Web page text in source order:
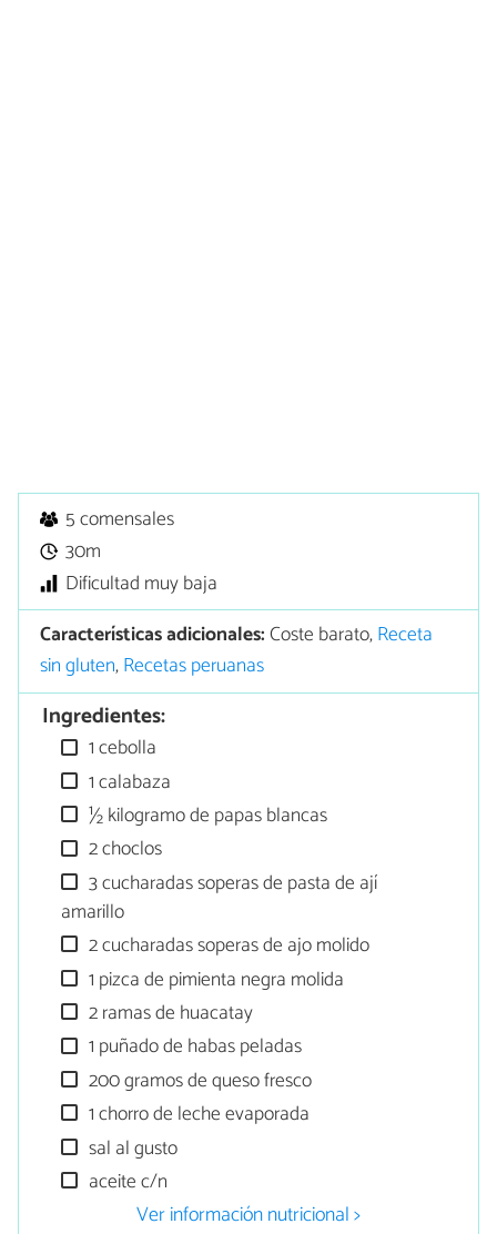
5 comensales
30m
Dificultad muy baja
Características adicionales:Coste barato,Receta
sin gluten,Recetas peruanas
Ingredientes:
1 cebolla
1 calabaza
½ kilogramo de papas blancas
2 choclos
3 cucharadas soperas de pasta de ají
amarillo
2 cucharadas soperas de ajo molido
1 pizca de pimienta negra molida
2 ramas de huacatay
1 puñado de habas peladas
200 gramos de queso fresco
1 chorro de leche evaporada
sal al gusto
aceite c/n
Ver información nutricional >